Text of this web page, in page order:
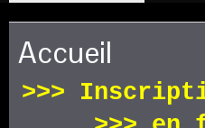
Accueil
>>>